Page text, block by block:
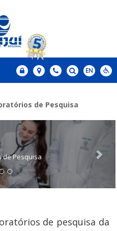
de Pesquisa
de Pesquisa
de pesquisa da